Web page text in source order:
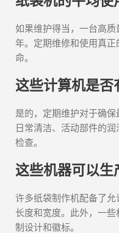
如果维护得当，一台高
年。定期维修和使用真
命。
这些计算机是否
是的，定期维护对于确
日常清洁、活动部件的
检查。
这些机器可以生
许多纸袋制作机配备了
长度和宽度。此外，一
制设计和徽标。